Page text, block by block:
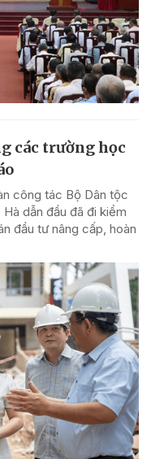
các trường học
công tác Bộ Dân tộc
dẫn đầu đã đi kiểm
đầu tư nâng cấp, hoàn